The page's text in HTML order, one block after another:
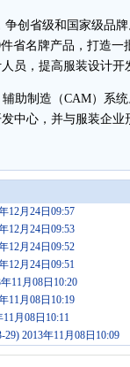
省级和国家级品牌
省名牌产品，打造
员，提高服装设计开
制造（CAM）系统
中心，并与服装企
12月24日09:57
12月24日09:53
12月24日09:52
12月24日09:51
11月08日10:20
11月08日10:19
月08日10:11
2013年11月08日10:09